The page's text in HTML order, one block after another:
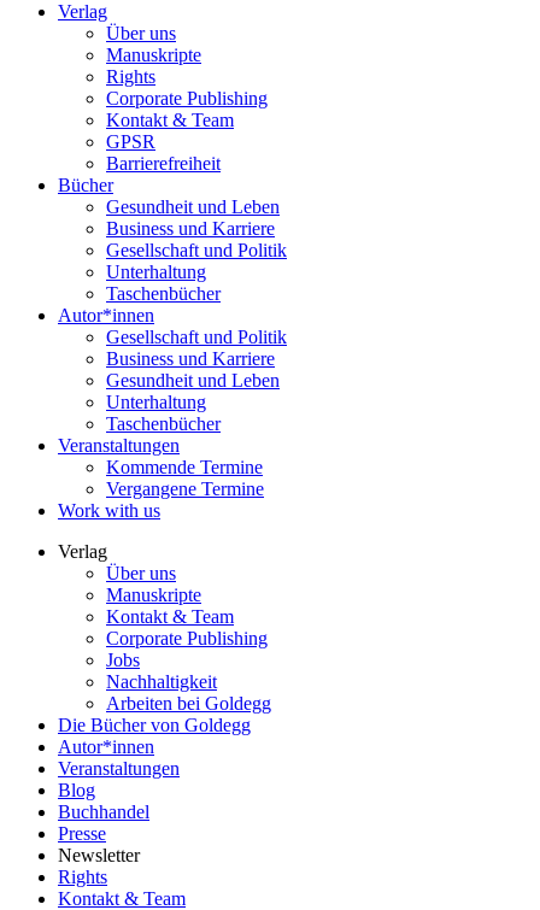
Verlag
Über uns
Manuskripte
Rights
Corporate Publishing
Kontakt & Team
GPSR
Barrierefreiheit
Bücher
Gesundheit und Leben
Business und Karriere
Gesellschaft und Politik
Unterhaltung
Taschenbücher
Autor*innen
Gesellschaft und Politik
Business und Karriere
Gesundheit und Leben
Unterhaltung
Taschenbücher
Veranstaltungen
Kommende Termine
Vergangene Termine
Work with us
Verlag
Über uns
Manuskripte
Kontakt & Team
Corporate Publishing
Jobs
Nachhaltigkeit
Arbeiten bei Goldegg
Die Bücher von Goldegg
Autor*innen
Veranstaltungen
Blog
Buchhandel
Presse
Newsletter
Rights
Kontakt & Team